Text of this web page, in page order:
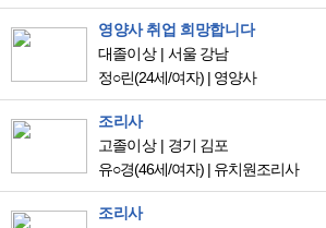
영양사 취업 희망합니다
대졸이상
서울 강남
정○린(24세/여자) | 영양사
조리사
고졸이상
경기 김포
유○경(46세/여자) | 유치원조리사
조리사